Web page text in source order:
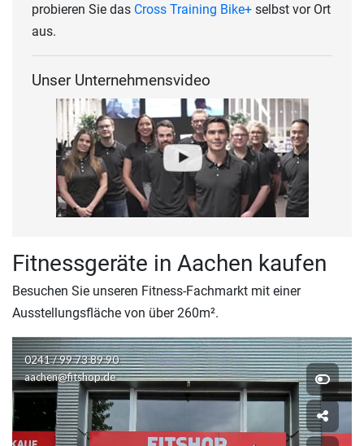
probieren Sie das Cross Training Bike+ selbst vor Ort
aus.
Unser Unternehmensvideo
Fitnessgeräte in Aachen kaufen
Besuchen Sie unseren Fitness-Fachmarkt mit einer
Ausstellungsfläche von über 260m².